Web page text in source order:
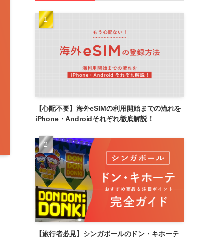
【心配不要】海外eSIMの利用開始までの流れを
iPhone・Androidそれぞれ徹底解説！
【旅行者必見】シンガポールのドン・キホーテ